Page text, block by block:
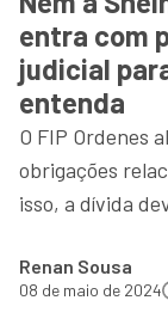
entra com
judicial
entenda
O FIP Ordenes
obrigações
isso, a dívida
Renan Sousa
08 de maio de 2024